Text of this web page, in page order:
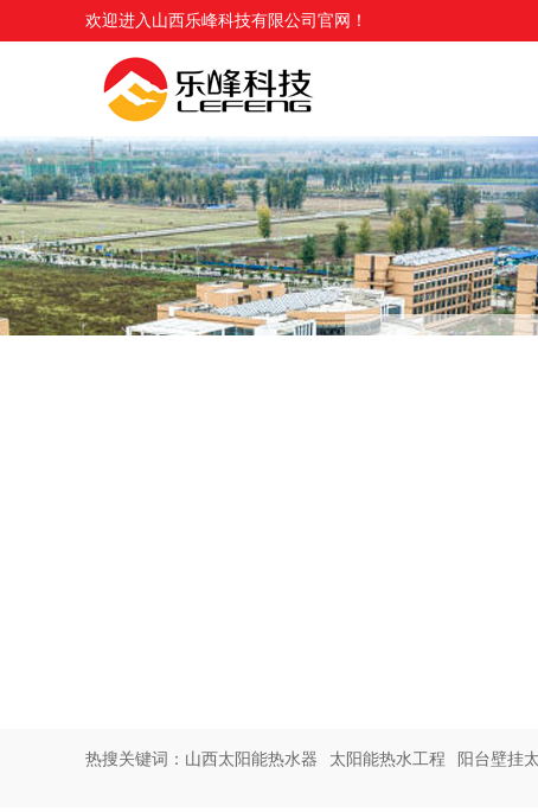
欢迎进入山西乐峰科技有限公司官网！
热搜关键词： 山西太阳能热水器 太阳能热水工程 阳台壁挂